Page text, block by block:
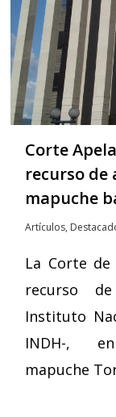
Corte
recurso de
mapuche
Artículos,
La Corte de
recurso
Instituto
INDH-,
mapuche